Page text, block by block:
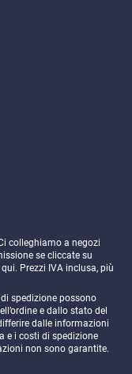
colleghiamo a negozi
se cliccate su
qui. Prezzi IVA inclusa, più
spedizione possono
e dallo stato del
dalle informazioni
e i costi di spedizione
non sono garantite.